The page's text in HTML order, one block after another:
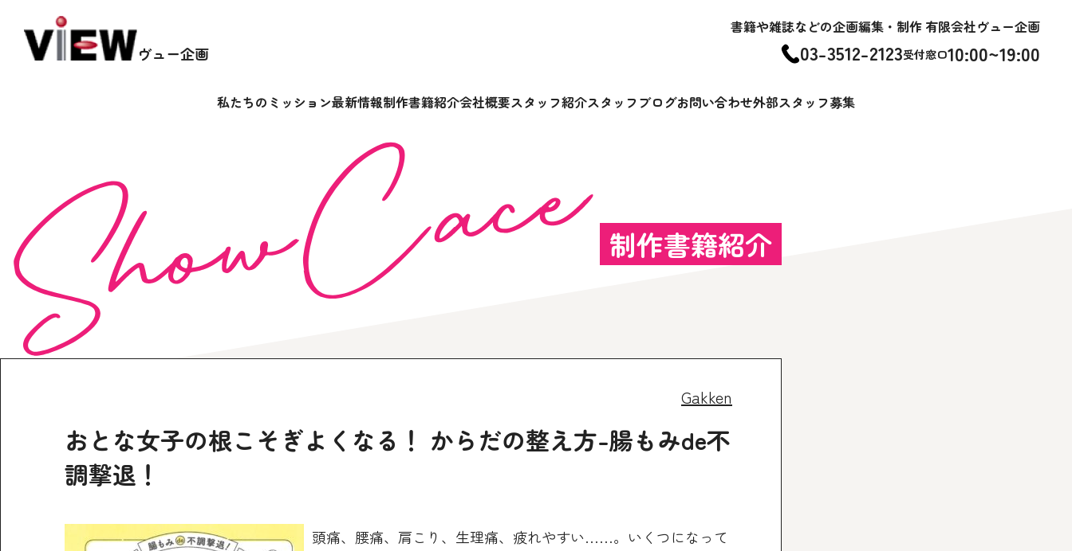
書籍や雑誌などの企画編集・制作 有限会社ヴュー企画
ヴュー企画
私たちのミッション最新情報制作書籍紹介会社概要スタッフ紹介スタッフブログお問い合わせ外部スタッフ募集
03-3512-2123受付窓口10:00~19:00
制作書籍紹介
Gakken
おとな女子の根こそぎよくなる！ からだの整え方-腸もみde不
調撃退！
頭痛、腰痛、肩こり、生理痛、疲れやすい……。いくつになって